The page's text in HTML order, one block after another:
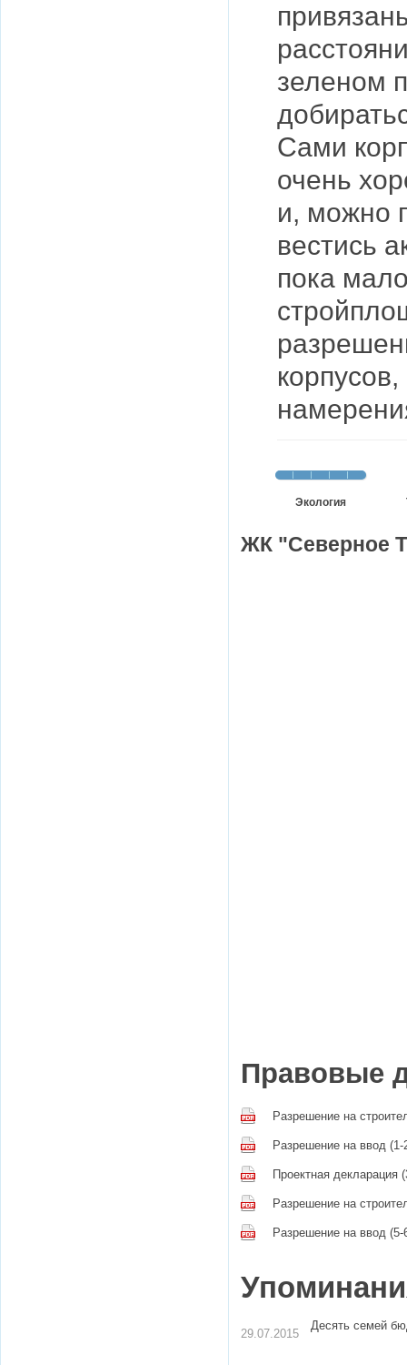
зеленом
Сами
очень
и, можно
вестись
пока
Экология
ЖК "Северное
Правовые
Разрешение на
Разрешение на ввод (1-
Проектная декларация
Разрешение на
Разрешение на ввод (5-
29.07.2015
Десять семей